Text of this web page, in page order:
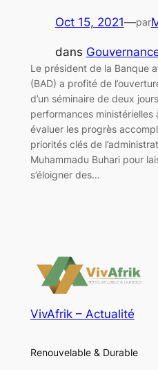
Oct 15, 2021—par
dans
Le président de la Banque
(BAD) a profité de
d’un séminaire de deux
performances
évaluer les progrès
priorités clés de
Muhammadu Buhari pour
s’éloigner des…
VivAfrik – Actualité
Renouvelable & Durable